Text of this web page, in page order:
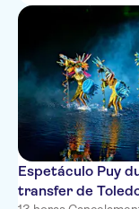
Espetáculo Puy
transfer de